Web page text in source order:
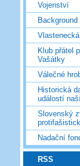
Vojenství
Background
Klub přátel
Vašátky
Válečné
Historická
událostí
Slovenský
Nadační
RSS